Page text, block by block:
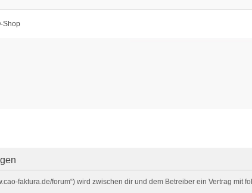
Shop
faktura.de/forum“) wird zwischen dir und dem Betreiber ein Vertrag mit